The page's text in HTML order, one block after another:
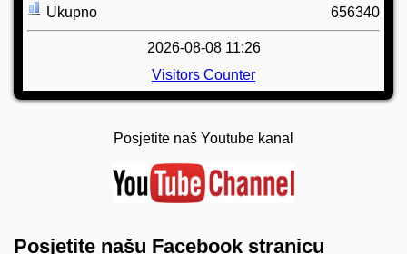
Ukupno
656340
2026-08-08 11:26
Visitors Counter
Posjetite naš Youtube kanal
Posjetite našu Facebook stranicu